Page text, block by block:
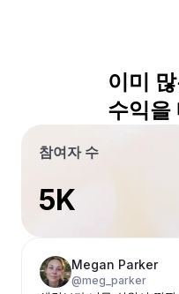
이미
수익을
참여자 수
5K
Megan Parker
@meg_parker